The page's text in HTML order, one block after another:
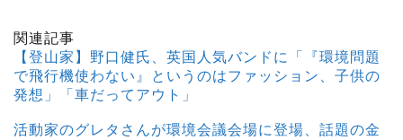
関連記事
【登山家】野口健氏、英国人気バンドに「『環境問題
で飛行機使わない』というのはファッション、子供の
発想」「車だってアウト」
活動家のグレタさんが環境会議会場に登場、話題の金